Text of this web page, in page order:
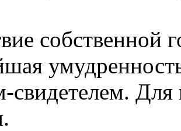
собственной
свидетелем.